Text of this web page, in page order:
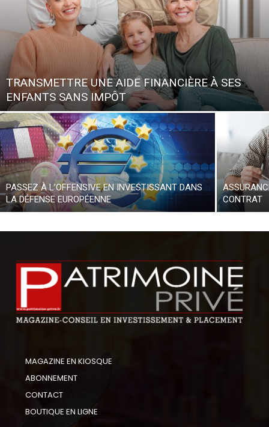
TRANSMETTRE UNE AIDE FINANCIÈRE À SES
ENFANTS SANS IMPÔT
PASSEZ À L’OFFENSIVE EN INVESTISSANT DANS
LA DÉFENSE EUROPÉENNE
CONTRAT
MAGAZINE EN KIOSQUE
ABONNEMENT
CONTACT
BOUTIQUE EN LIGNE